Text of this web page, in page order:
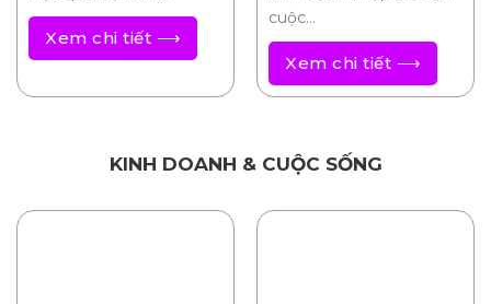
Xem chi tiết ⟶
cuộc…
Xem chi tiết ⟶
KINH DOANH & CUỘC SỐNG